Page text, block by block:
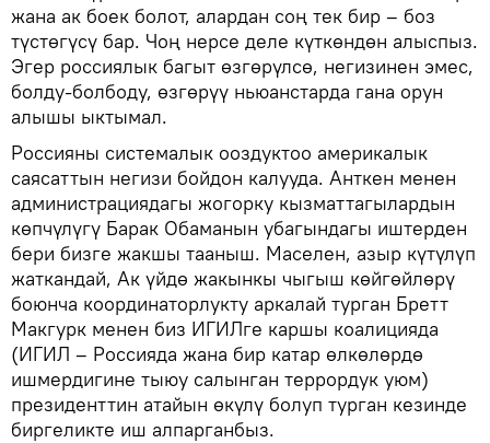
жана ак боек болот, алардан соң тек бир – боз
түстөгүсү бар. Чоң нерсе деле күткөндөн алыспыз.
Эгер россиялык багыт өзгөрүлсө, негизинен эмес,
болду-болбоду, өзгөрүү ньюанстарда гана орун
алышы ыктымал.
Россияны системалык ооздуктоо америкалык
саясаттын негизи бойдон калууда. Анткен менен
администрациядагы жогорку кызматтагылардын
көпчүлүгү Барак Обаманын убагындагы иштерден
бери бизге жакшы тааныш. Маселен, азыр күтүлүп
жаткандай, Ак үйдө жакынкы чыгыш көйгөйлөрү
боюнча координаторлукту аркалай турган Бретт
Макгурк менен биз ИГИЛге каршы коалицияда
(ИГИЛ – Россияда жана бир катар өлкөлөрдө
ишмердигине тыюу салынган террордук уюм)
президенттин атайын өкүлү болуп турган кезинде
биргеликте иш алпарганбыз.